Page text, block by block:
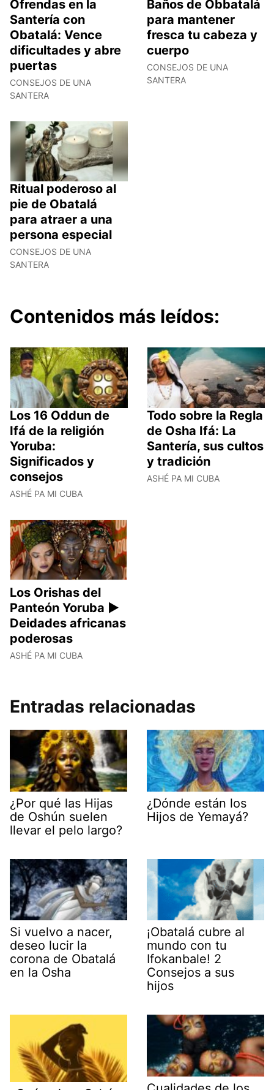
Ofrendas en la
Santería con
Obatalá: Vence
dificultades y abre
puertas
CONSEJOS DE UNA
SANTERA
Baños de Obbatalá
para mantener
fresca tu cabeza y
cuerpo
CONSEJOS DE UNA
SANTERA
Ritual poderoso al
pie de Obatalá
para atraer a una
persona especial
CONSEJOS DE UNA
SANTERA
Contenidos más leídos:
Los 16 Oddun de
Ifá de la religión
Yoruba:
Significados y
consejos
ASHÉ PA MI CUBA
Todo sobre la Regla
de Osha Ifá: La
Santería, sus cultos
y tradición
ASHÉ PA MI CUBA
Los Orishas del
Panteón Yoruba ►
Deidades africanas
poderosas
ASHÉ PA MI CUBA
Entradas relacionadas
¿Por qué las Hijas
de Oshún suelen
llevar el pelo largo?
¿Dónde están los
Hijos de Yemayá?
Si vuelvo a nacer,
deseo lucir la
corona de Obatalá
en la Osha
¡Obatalá cubre al
mundo con tu
Ifokanbale! 2
Consejos a sus
hijos